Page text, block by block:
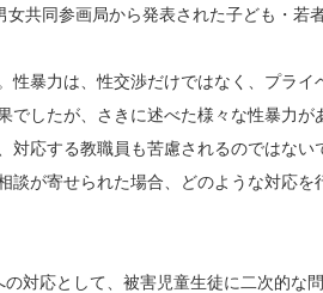
同参画局から発表された子ども・若
暴力は、性交渉だけではなく、プラ
したが、さきに述べた様々な性暴力
応する教職員も苦慮されるのではない
が寄せられた場合、どのような対応を
応として、被害児童生徒に二次的な